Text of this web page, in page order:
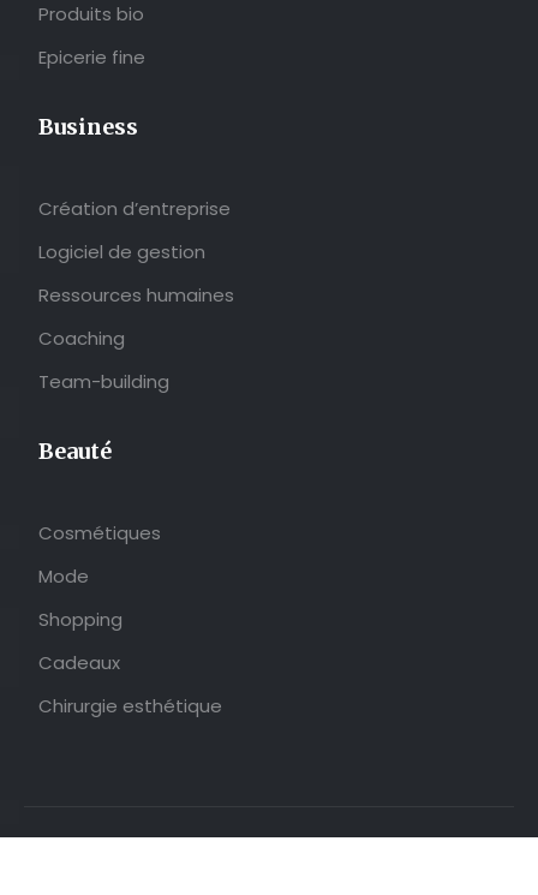
Produits bio
Epicerie fine
Business
Création d’entreprise
Logiciel de gestion
Ressources humaines
Coaching
Team-building
Beauté
Cosmétiques
Mode
Shopping
Cadeaux
Chirurgie esthétique